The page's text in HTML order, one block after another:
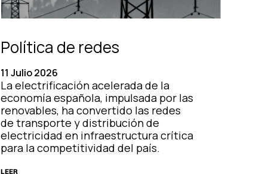
Política de redes
11 Julio 2026
La electrificación acelerada de la
economía española, impulsada por las
renovables, ha convertido las redes
de transporte y distribución de
electricidad en infraestructura crítica
para la competitividad del país.
LEER